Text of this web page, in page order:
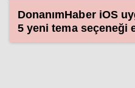
DonanımHaber iOS
5 yeni tema seçeneği